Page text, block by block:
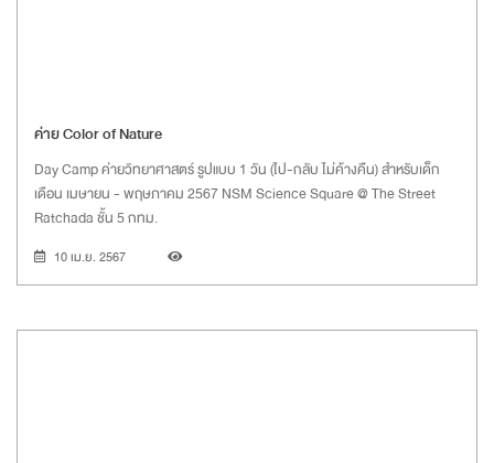
ค่าย Color of Nature
Day Camp ค่ายวิทยาศาสตร์ รูปแบบ 1 วัน (ไป-กลับ ไม่ค้างคืน) สำหรับเด็ก
เดือน เมษายน - พฤษภาคม 2567 NSM Science Square @ The Street
Ratchada ชั้น 5 กทม.
10 เม.ย. 2567